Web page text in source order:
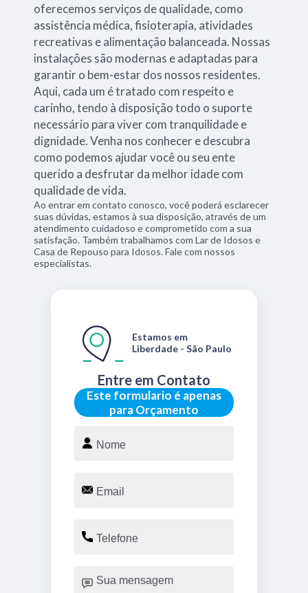
oferecemos serviços de qualidade, como
assistência médica, fisioterapia, atividades
recreativas e alimentação balanceada. Nossas
instalações são modernas e adaptadas para
garantir o bem-estar dos nossos residentes.
Aqui, cada um é tratado com respeito e
carinho, tendo à disposição todo o suporte
necessário para viver com tranquilidade e
dignidade. Venha nos conhecer e descubra
como podemos ajudar você ou seu ente
querido a desfrutar da melhor idade com
qualidade de vida.
Ao entrar em contato conosco, você poderá esclarecer
suas dúvidas, estamos à sua disposição, através de um
atendimento cuidadoso e comprometido com a sua
satisfação. Também trabalhamos com Lar de Idosos e
Casa de Repouso para Idosos. Fale com nossos
especialistas.
Este formulario é apenas
para Orçamento
Entre em Contato
Estamos em
Liberdade - São Paulo